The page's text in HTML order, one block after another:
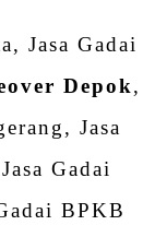
Jasa Gadai
Depok,
Jasa
Gadai
BPKB